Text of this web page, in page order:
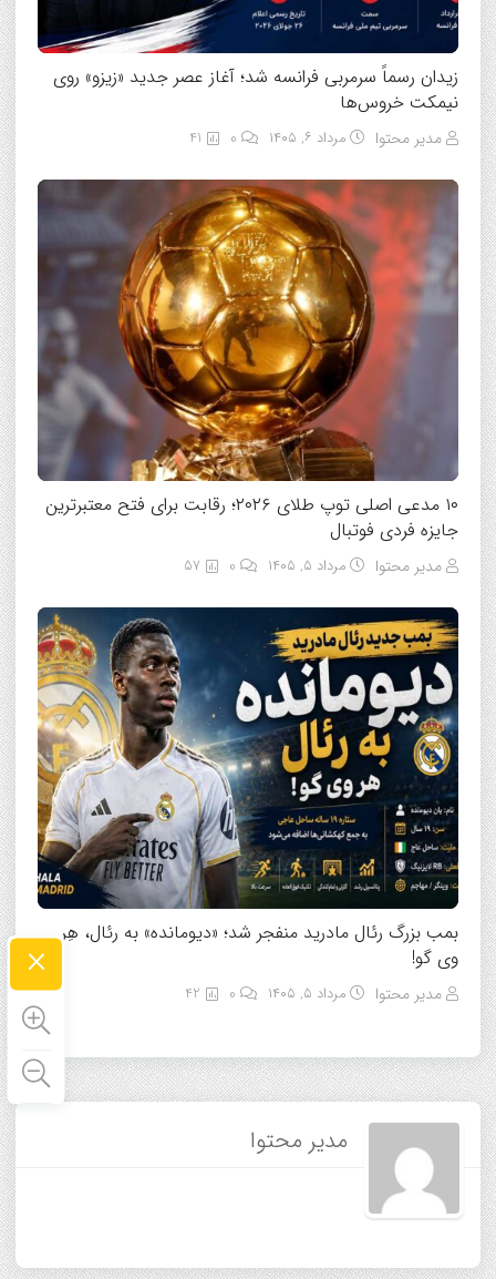
زیدان رسماً سرمربی فرانسه شد؛ آغاز عصر جدید «زیزو» روی
نیمکت خروس‌ها
مدیر محتوا مرداد ۶, ۱۴۰۵ 41
۱۰ مدعی اصلی توپ طلای ۲۰۲۶؛ رقابت برای فتح معتبرترین
جایزه فردی فوتبال
مدیر محتوا مرداد ۵, ۱۴۰۵ 57
بمب بزرگ رئال مادرید منفجر شد؛ «دیومانده» به رئال، هِر
وی گو!
مدیر محتوا مرداد ۵, ۱۴۰۵ 42
مدیر محتوا
×